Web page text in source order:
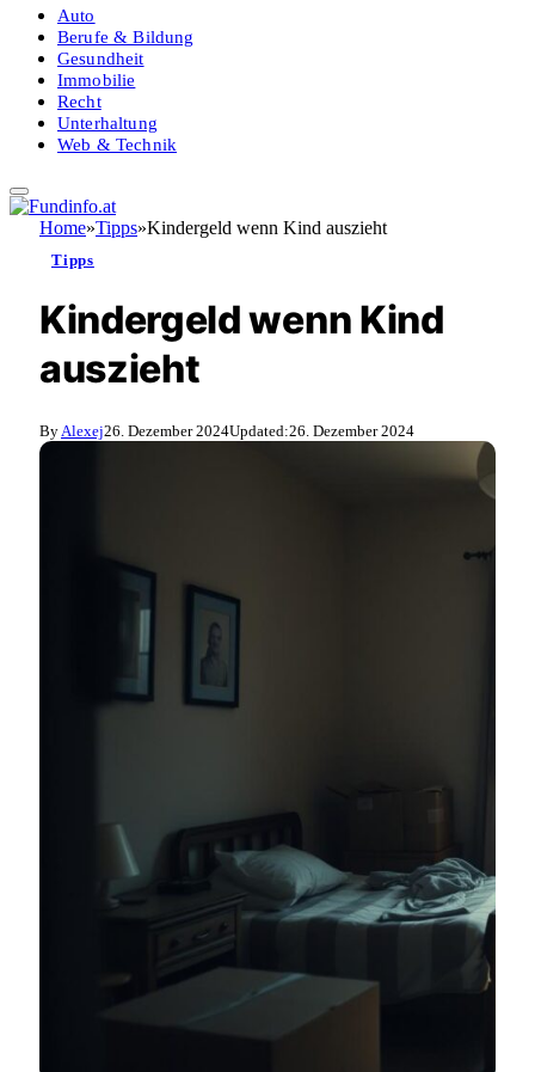
Auto
Berufe & Bildung
Gesundheit
Immobilie
Recht
Unterhaltung
Web & Technik
Home»Tipps»Kindergeld wenn Kind auszieht
Tipps
Kindergeld wenn Kind
auszieht
By Alexej26. Dezember 2024Updated:26. Dezember 2024